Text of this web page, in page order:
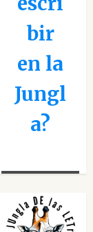
bir
en la
Jungl
a?